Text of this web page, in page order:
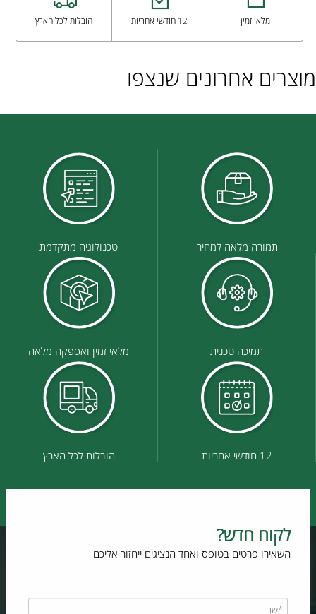
מלאי זמין 12 חודשי אחריות הובלות לכל הארץ
מוצרים אחרונים שנצפו
תמורה מלאה למחיר טכנולוגיה מתקדמת
תמיכה טכנית מלאי זמין ואספקה מלאה
12 חודשי אחריות הובלות לכל הארץ
לקוח חדש?
השאירו פרטים בטופס ואחד הנציגים ייחזור אליכם